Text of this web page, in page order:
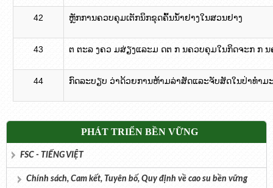
42 ຫຼັກການຄວບຄຸມເຕັກນິກຂຸດຄົ້ນນ້ຳຢາງໃນສວນຢາງ
43 ຕ ​ຕະ​ລ ງຄວ ມສ່ຽງ​ແລະ​ມ ດ​ຕ ກ ນຄວບຄຸມໃນກິດຈະກ ກ
44 ກົດລະບຽບ ວ່າດ້ວຍ​ການ​ຫ້າມ​ລ່າ​ສັດ​ແລະ​​ຈັບ​ສັດ​ໃນ​ປ່າ​ທໍາ​ມ
PHÁT TRIỂN BỀN VỮNG
FSC - TIẾNG VIỆT
Chính sách, Cam kết, Tuyên bố, Quy định về cao su bền vững